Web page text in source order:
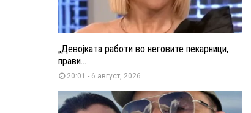
„Девојката работи во неговите пекарници,
прави...
20:01 - 6 август, 2026